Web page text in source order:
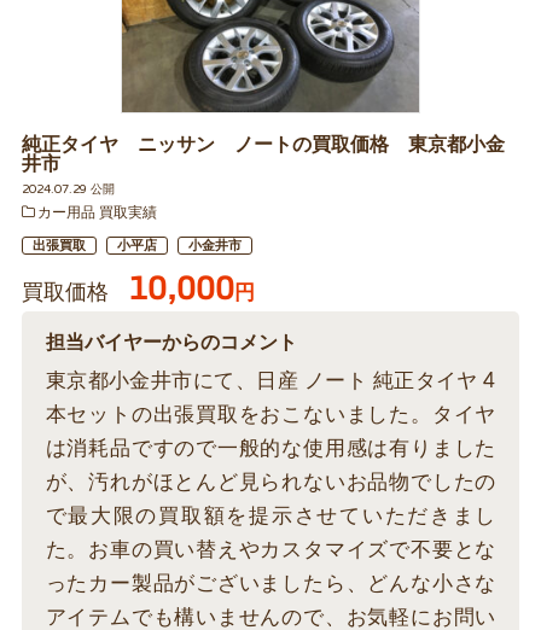
純正タイヤ ニッサン ノートの買取価格 東京都小金
井市
2024.07.29 公開
カー用品 買取実績
出張買取 小平店 小金井市
買取価格 10,000円
担当バイヤーからのコメント
東京都小金井市にて、日産 ノート 純正タイヤ 4
本セットの出張買取をおこないました。タイヤ
は消耗品ですので一般的な使用感は有りました
が、汚れがほとんど見られないお品物でしたの
で最大限の買取額を提示させていただきまし
た。お車の買い替えやカスタマイズで不要とな
ったカー製品がございましたら、どんな小さな
アイテムでも構いませんので、お気軽にお問い